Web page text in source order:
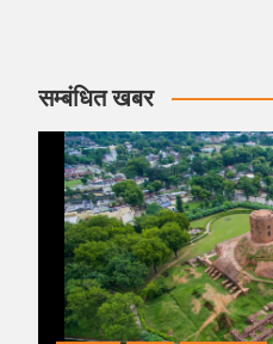
सम्बंधित खबर